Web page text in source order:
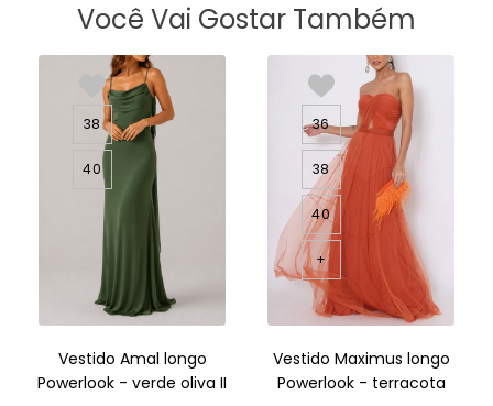
Você Vai Gostar Também
38
40
Vestido Amal longo
Powerlook - verde oliva II
36
38
40
+
Vestido Maximus longo
Powerlook - terracota